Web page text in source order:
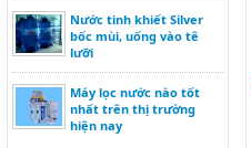
Nước tinh khiết Silver
bốc mùi, uống vào tê
lưỡi
Máy lọc nước nào tốt
nhất trên thị trường
hiện nay